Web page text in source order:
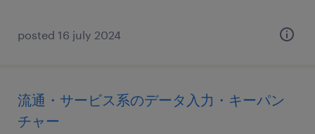
posted 16 july 2024
流通・サービス系のデータ入力・キーパン
チャー